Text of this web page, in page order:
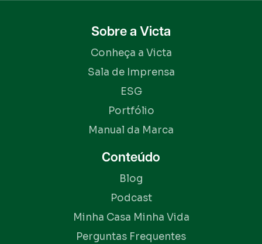
Sobre a Victa
Conheça a Victa
Sala de Imprensa
ESG
Portfólio
Manual da Marca
Conteúdo
Blog
Podcast
Minha Casa Minha Vida
Perguntas Frequentes